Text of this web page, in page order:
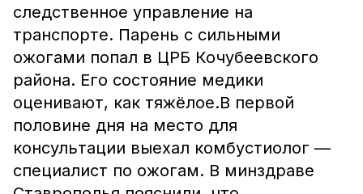
следственное управление на
транспорте. Парень с сильными
ожогами попал в ЦРБ Кочубеевского
района. Его состояние медики
оценивают, как тяжёлое.В первой
половине дня на место для
консультации выехал комбустиолог —
специалист по ожогам. В минздраве